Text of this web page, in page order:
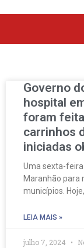
Governo
hospital
foram
carrinhos
iniciadas
Uma sexta-
Maranhão para
municípios.
LEIA MAIS »
julho 7, 2024